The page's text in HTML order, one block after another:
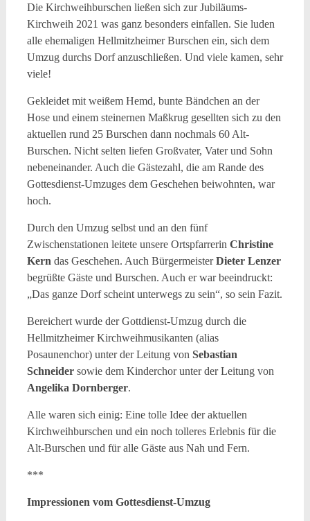
Die Kirchweihburschen ließen sich zur Jubiläums-
Kirchweih 2021 was ganz besonders einfallen. Sie luden
alle ehemaligen Hellmitzheimer Burschen ein, sich dem
Umzug durchs Dorf anzuschließen. Und viele kamen, sehr
viele!
Gekleidet mit weißem Hemd, bunte Bändchen an der
Hose und einem steinernen Maßkrug gesellten sich zu den
aktuellen rund 25 Burschen dann nochmals 60 Alt-
Burschen. Nicht selten liefen Großvater, Vater und Sohn
nebeneinander. Auch die Gästezahl, die am Rande des
Gottesdienst-Umzuges dem Geschehen beiwohnten, war
hoch.
Durch den Umzug selbst und an den fünf
Zwischenstationen leitete unsere Ortspfarrerin Christine
Kern das Geschehen. Auch BürgermeisterDieter Lenzer
begrüßte Gäste und Burschen. Auch er war beeindruckt:
„Das ganze Dorf scheint unterwegs zu sein“, so sein Fazit.
Bereichert wurde der Gottdienst-Umzug durch die
Hellmitzheimer Kirchweihmusikanten (alias
Posaunenchor) unter der Leitung von Sebastian
Schneidersowie dem Kinderchor unter der Leitung von
Angelika Dornberger.
Alle waren sich einig: Eine tolle Idee der aktuellen
Kirchweihburschen und ein noch tolleres Erlebnis für die
Alt-Burschen und für alle Gäste aus Nah und Fern.
***
Impressionen vom Gottesdienst-Umzug